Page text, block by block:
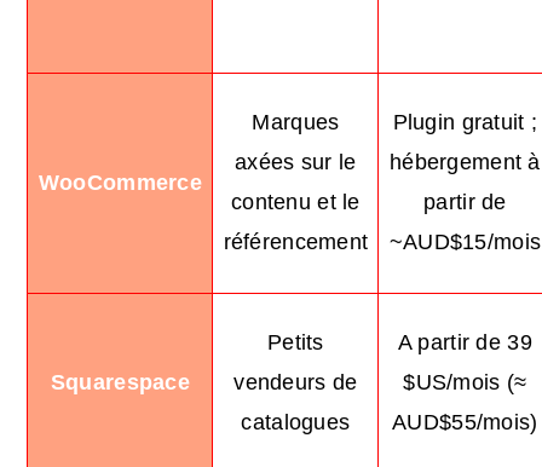
WooCommerce
Marques
axées sur le
contenu et le
référencement
Plugin gratuit ;
hébergement à
partir de
~AUD$15/mois
Squarespace
Petits
vendeurs de
catalogues
A partir de 39
$US/mois (≈
AUD$55/mois)